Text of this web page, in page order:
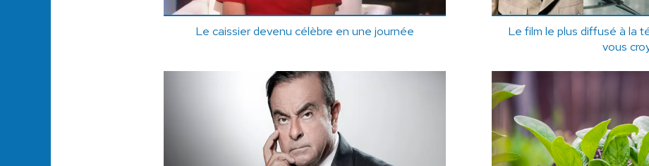
Le caissier devenu célèbre en une journée
Le film le plus diffusé à la
vous